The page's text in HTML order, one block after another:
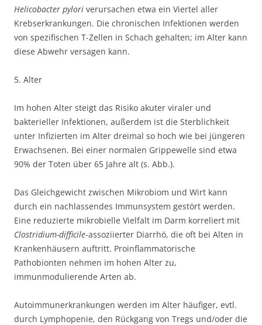
Helicobacter pylori verursachen etwa ein Viertel aller
Krebserkrankungen. Die chronischen Infektionen werden
von spezifischen T-Zellen in Schach gehalten; im Alter kann
diese Abwehr versagen kann.
5. Alter
Im hohen Alter steigt das Risiko akuter viraler und
bakterieller Infektionen, außerdem ist die Sterblichkeit
unter Infizierten im Alter dreimal so hoch wie bei jüngeren
Erwachsenen. Bei einer normalen Grippewelle sind etwa
90% der Toten über 65 Jahre alt (s. Abb.).
Das Gleichgewicht zwischen Mikrobiom und Wirt kann
durch ein nachlassendes Immunsystem gestört werden.
Eine reduzierte mikrobielle Vielfalt im Darm korreliert mit
Clostridium-difficile-assoziierter Diarrhö, die oft bei Alten in
Krankenhäusern auftritt. Proinflammatorische
Pathobionten nehmen im hohen Alter zu,
immunmodulierende Arten ab.
Autoimmunerkrankungen werden im Alter häufiger, evtl.
durch Lymphopenie, den Rückgang von Tregs und/oder die